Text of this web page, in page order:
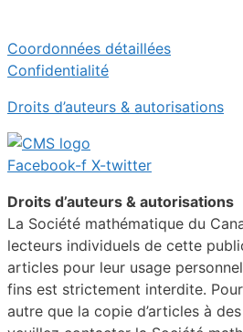
Coordonnées détaillées
Confidentialité
Droits d’auteurs & autorisations
Facebook-f X-twitter
Droits d’auteurs & autorisations
La Société mathématique du
lecteurs individuels de cette
articles pour leur usage
fins est strictement interdite.
autre que la copie d’articles à